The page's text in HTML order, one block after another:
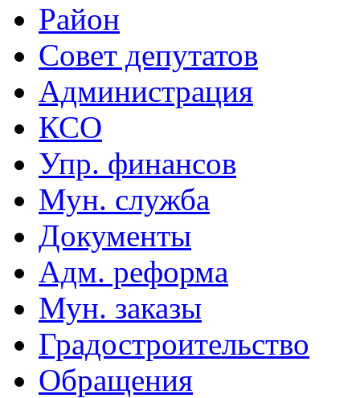
Район
Совет депутатов
Администрация
КСО
Упр. финансов
Мун. служба
Документы
Адм. реформа
Мун. заказы
Градостроительство
Обращения